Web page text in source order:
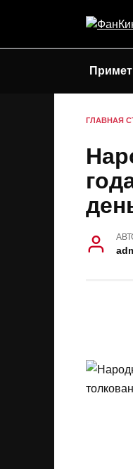
ГЛАВНАЯ